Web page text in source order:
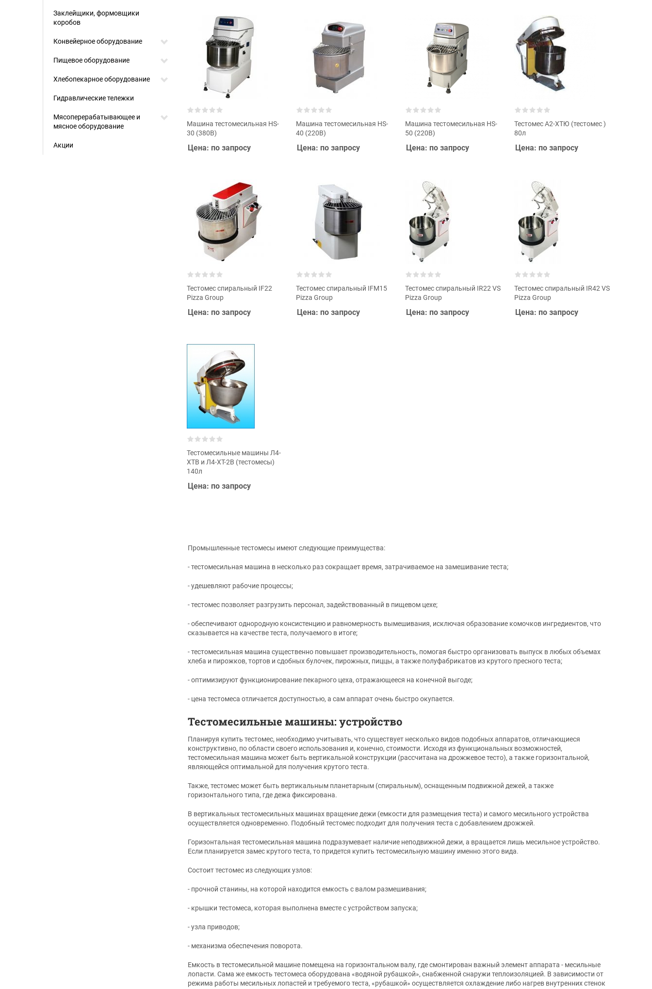
Машина тестомесильная HS-
30 (380В)
Цена: по запросу
Машина тестомесильная HS-
40 (220В)
Цена: по запросу
Машина тестомесильная HS-
50 (220В)
Цена: по запросу
Тестомес А2-ХТЮ (тестомес )
80л
Цена: по запросу
Тестомес спиральный IF22
Pizza Group
Цена: по запросу
Тестомес спиральный IFM15
Pizza Group
Цена: по запросу
Тестомес спиральный IR22 VS
Pizza Group
Цена: по запросу
Тестомес спиральный IR42 VS
Pizza Group
Цена: по запросу
Тестомесильные машины Л4-
ХТВ и Л4-ХТ-2В (тестомесы)
140л
Цена: по запросу
Промышленные тестомесы имеют следующие преимущества:
- тестомесильная машина в несколько раз сокращает время, затрачиваемое на замешивание теста;
- удешевляют рабочие процессы;
- тестомес позволяет разгрузить персонал, задействованный в пищевом цехе;
- обеспечивают однородную консистенцию и равномерность вымешивания, исключая образование комочков ингредиентов, что
сказывается на качестве теста, получаемого в итоге;
- тестомесильная машина существенно повышает производительность, помогая быстро организовать выпуск в любых объемах
хлеба и пирожков, тортов и сдобных булочек, пирожных, пиццы, а также полуфабрикатов из крутого пресного теста;
- оптимизируют функционирование пекарного цеха, отражающееся на конечной выгоде;
- цена тестомеса отличается доступностью, а сам аппарат очень быстро окупается.
Тестомесильные машины: устройство
Планируя купить тестомес, необходимо учитывать, что существует несколько видов подобных аппаратов, отличающиеся
конструктивно, по области своего использования и, конечно, стоимости. Исходя из функциональных возможностей,
тестомесильная машина может быть вертикальной конструкции (рассчитана на дрожжевое тесто), а также горизонтальной,
являющейся оптимальной для получения крутого теста.
Также, тестомес может быть вертикальным планетарным (спиральным), оснащенным подвижной дежей, а также
горизонтального типа, где дежа фиксирована.
В вертикальных тестомесильных машинах вращение дежи (емкости для размещения теста) и самого месильного устройства
осуществляется одновременно. Подобный тестомес подходит для получения теста с добавлением дрожжей.
Горизонтальная тестомесильная машина подразумевает наличие неподвижной дежи, а вращается лишь месильное устройство.
Если планируется замес крутого теста, то придется купить тестомесильную машину именно этого вида.
Состоит тестомес из следующих узлов:
- прочной станины, на которой находится емкость с валом размешивания;
- крышки тестомеса, которая выполнена вместе с устройством запуска;
- узла приводов;
- механизма обеспечения поворота.
Емкость в тестомесильной машине помещена на горизонтальном валу, где смонтирован важный элемент аппарата - месильные
лопасти. Сама же емкость тестомеса оборудована «водяной рубашкой», снабженной снаружи теплоизоляцией. В зависимости от
режима работы месильных лопастей и требуемого теста, «рубашкой» осуществляется охлаждение либо нагрев внутренних стенок
Заклейщики, формовщики
коробов
Конвейерное оборудование
Пищевое оборудование
Хлебопекарное оборудование
Гидравлические тележки
Мясоперерабатывающее и
мясное оборудование
Акции